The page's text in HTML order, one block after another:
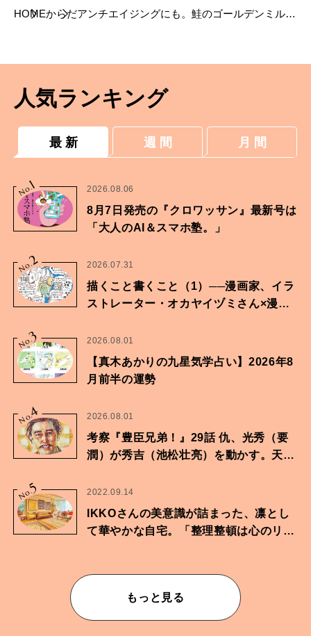
HOMEからだアンチエイジングにも。鮭のゴールデンミルク
人気ランキング
最 新 週 間 月 間
No.
1 2026.08.06
8月7日発売の『クロワッサン』最新号は
「大人のAI＆スマホ塾。」
No.2 2026.07.31
描くこと書くこと（1）──漫画家、イラ
ストレーター・オカヤイヅミさん×漫画
No.3 2026.08.01
【真木あかりの九星気学占い】2026年8
月前半の運勢
No.
4 2026.08.01
考察『豊臣兄弟！』29話 仇、光秀（要
潤）が秀吉（池松壮亮）を動かす。天下
No.5 2022.09.14
IKKOさんの美意識が詰まった、凛とし
て華やかな自宅。「整理整頓は心のリズ
もっと見る